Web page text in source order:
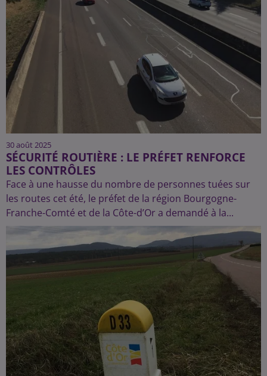
30 août 2025
SÉCURITÉ ROUTIÈRE : LE PRÉFET RENFORCE
LES CONTRÔLES
Face à une hausse du nombre de personnes tuées sur
les routes cet été, le préfet de la région Bourgogne-
Franche-Comté et de la Côte-d’Or a demandé à la...